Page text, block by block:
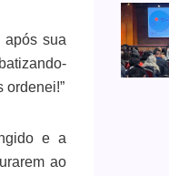
sua
ordenei!”
e a
ao